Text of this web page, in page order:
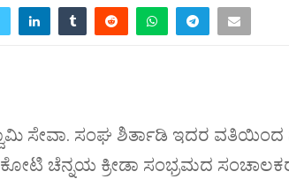
ಸೇವಾ. ಸಂಘ ಶಿರ್ತಾಡಿ ಇದರ ವತಿಯಿಂದ
ಚೆನ್ನಯ ಕ್ರೀಡಾ ಸಂಭ್ರಮದ